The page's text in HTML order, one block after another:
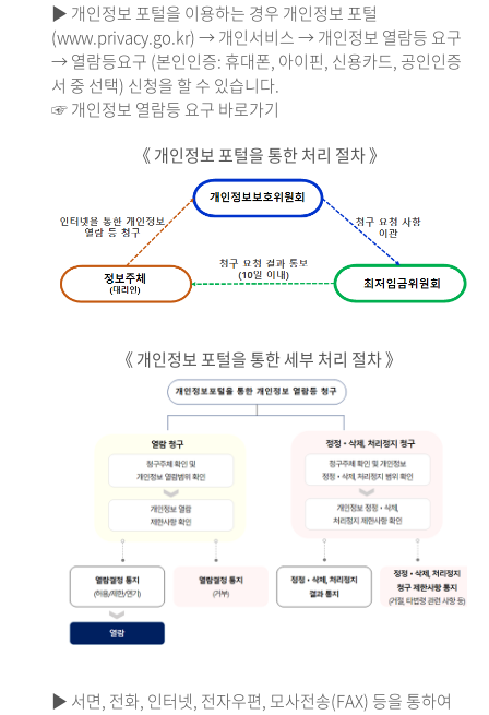
▶ 개인정보 포털을 이용하는 경우 개인정보 포털
(www.privacy.go.kr) → 개인서비스 → 개인정보 열람등 요구
→ 열람등요구 (본인인증: 휴대폰, 아이핀, 신용카드, 공인인증
서 중 선택) 신청을 할 수 있습니다.
☞ 개인정보 열람등 요구 바로가기
《 개인정보 포털을 통한 처리 절차 》
《 개인정보 포털을 통한 세부 처리 절차 》
▶ 서면, 전화, 인터넷, 전자우편, 모사전송(FAX) 등을 통하여